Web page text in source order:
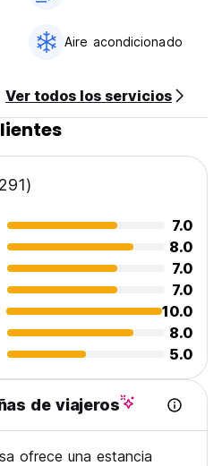
Aire acondicionado
Ver todos los servicios
7.0
8.0
7.0
7.0
10.0
8.0
5.0
de viajeros
ofrece una estancia